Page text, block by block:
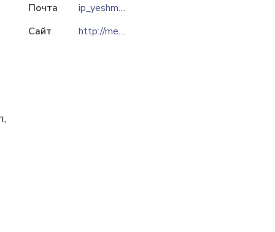
Почта
ip_yeshmurzayev@mail.ru
Сайт
http://mebel-shymkent.kz